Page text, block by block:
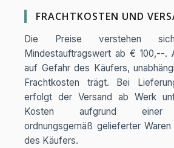
FRACHTKOSTEN UND
Die Preise verstehen
Mindestauftragswert ab € 100,--.
auf Gefahr des Käufers,
Frachtkosten trägt. Bei
erfolgt der Versand ab Werk
Kosten aufgrund einer
ordnungsgemäß gelieferter
des Käufers.